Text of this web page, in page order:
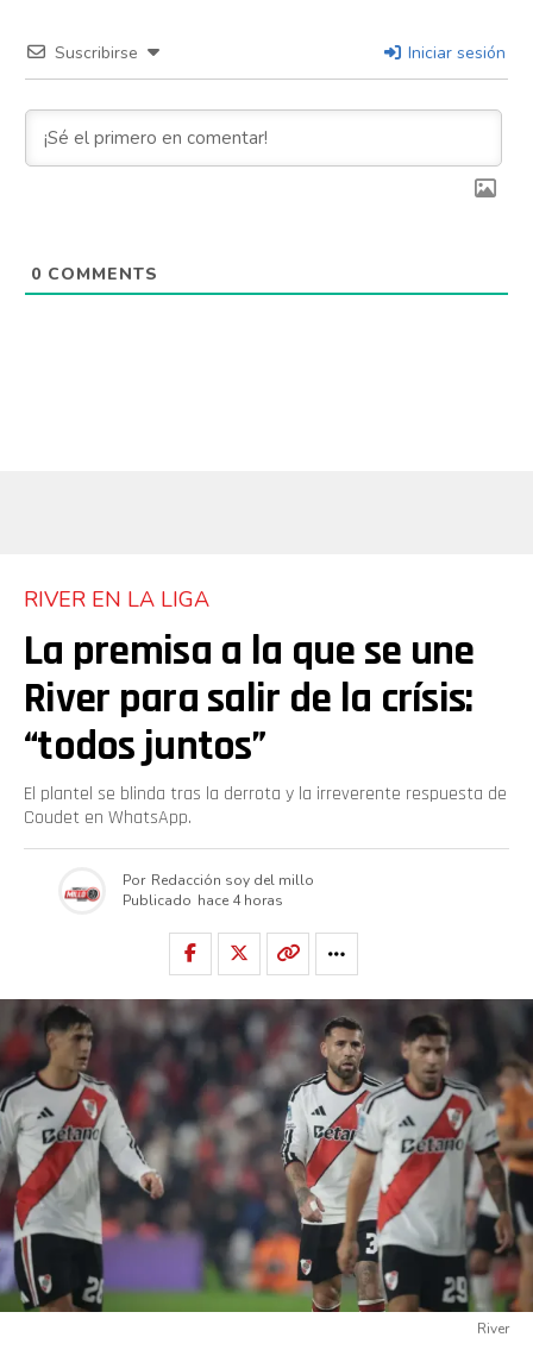
Suscribirse Iniciar sesión
0 COMMENTS
RIVER EN LA LIGA
La premisa a la que se une
River para salir de la crísis:
“todos juntos”
El plantel se blinda tras la derrota y la irreverente respuesta de
Coudet en WhatsApp.
Por Redacción soy del millo
Publicado hace 4 horas
River